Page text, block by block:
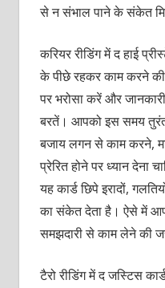
से न संभाल पाने के संकेत
करियर रीडिंग में द हाई
के पीछे रहकर काम करने
पर भरोसा करें और
बरतें। आपको इस समय
बजाय लगन से काम करने,
प्रेरित होने पर ध्‍यान देना
यह कार्ड छिपे इरादों,
का संकेत देता है। ऐसे में
समझदारी से काम लेने की
टैरो रीडिंग में द जस्टिस